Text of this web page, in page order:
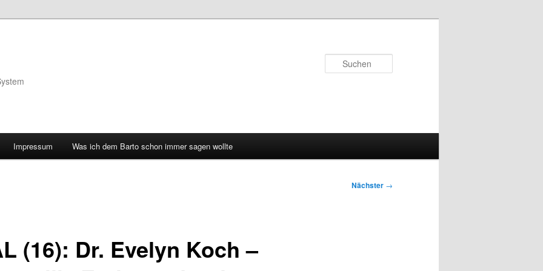
Impressum Was ich dem Barto schon immer sagen wollte
Nächster →
(16): Dr. Evelyn Koch –